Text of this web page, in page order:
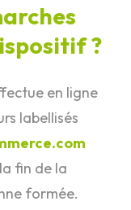
?
en ligne
labellisés
fin de la
formée.